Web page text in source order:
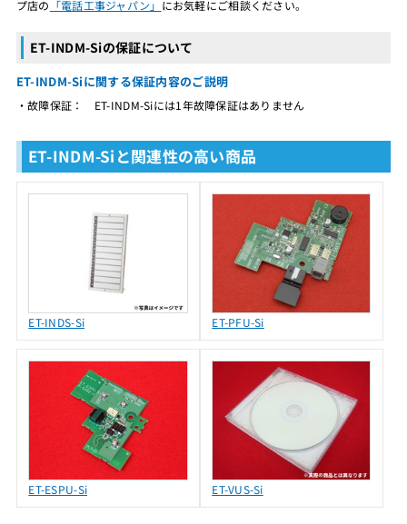
プ店の 「電話工事ジャパン」 にお気軽にご相談ください。
ET-INDM-Siの保証について
ET-INDM-Siに関する保証内容のご説明
・故障保証： ET-INDM-Siには1年故障保証はありません
ET-INDM-Siと関連性の高い商品
ET-INDS-Si ET-PFU-Si
ET-ESPU-Si ET-VUS-Si